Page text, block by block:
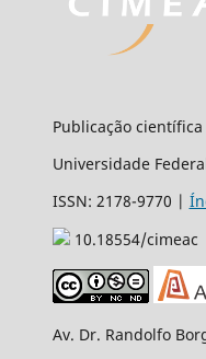
Publicação
Universidade
ISSN: 2178-9770 |
10.18554/cimeac
Av. Dr. Randolfo